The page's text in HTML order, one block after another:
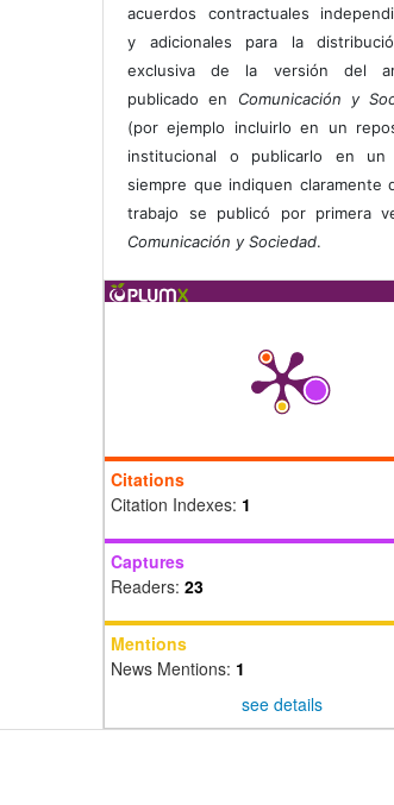
acuerdos contractuales
y adicionales para la
exclusiva de la versión del
publicado en Comunicación y
(por ejemplo incluirlo en un
institucional o publicarlo en un
siempre que indiquen claramente
trabajo se publicó por primera
Comunicación y Sociedad.
Citations
Citation Indexes: 1
Captures
Readers: 23
Mentions
News Mentions: 1
see details